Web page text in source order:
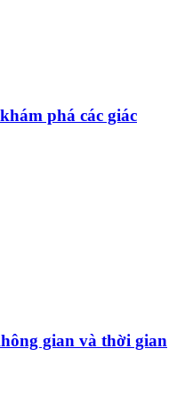
phá các giác
gian và thời gian